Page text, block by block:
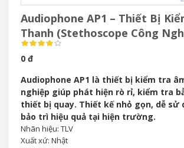
Audiophone AP1 – Thiết Bị
Thanh (Stethoscope Công
Bảo Trì Công Nghiệp
0 đ
Audiophone AP1 là thiết bị kiểm tra
nghiệp giúp phát hiện rò rỉ, kiểm tra
thiết bị quay. Thiết kế nhỏ gọn, dễ sử
bảo trì hiệu quả tại hiện trường.
Nhãn hiệu: TLV
Xuất xứ: Nhật